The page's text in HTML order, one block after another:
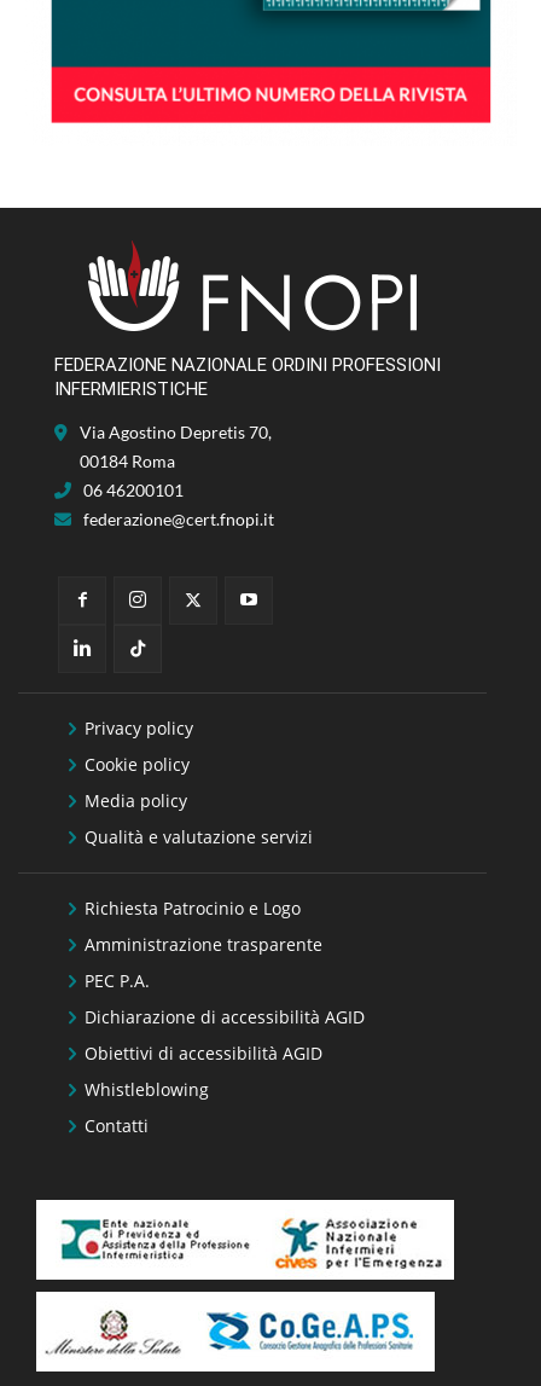
FEDERAZIONE NAZIONALE ORDINI PROFESSIONI
INFERMIERISTICHE
Via Agostino Depretis 70,
00184 Roma
06 46200101
federazione@cert.fnopi.it
Privacy policy
Cookie policy
Media policy
Qualità e valutazione servizi
Richiesta Patrocinio e Logo
Amministrazione trasparente
PEC P.A.
Dichiarazione di accessibilità AGID
Obiettivi di accessibilità AGID
Whistleblowing
Contatti